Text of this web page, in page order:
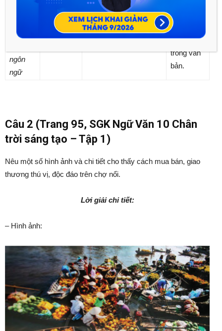
giao
ngôn
ngữ
Có
Hình minh họa 1 và 2
Làm rõ lời
thuyết
minh ở
trong văn
bản.
Câu 2 (Trang 95, SGK Ngữ Văn 10 Chân
trời sáng tạo – Tập 1)
Nêu một số hình ảnh và chi tiết cho thấy cách mua bán, giao
thương thú vị, độc đáo trên chợ nổi.
Lời giải chi tiết:
– Hình ảnh: